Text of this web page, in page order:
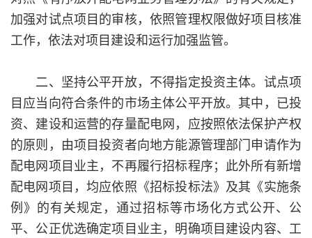
加强对试点项目的审核，依照管理权限做好项目核准
工作，依法对项目建设和运行加强监管。
二、坚持公平开放，不得指定投资主体。试点项
目应当向符合条件的市场主体公平开放。其中，已投
资、建设和运营的存量配电网，应按照依法保护产权
的原则，由项目投资者向地方能源管理部门申请作为
配电网项目业主，不再履行招标程序；此外所有新增
配电网项目，均应依照《招标投标法》及其《实施条
例》的有关规定，通过招标等市场化方式公开、公
平、公正优选确定项目业主，明确项目建设内容、工